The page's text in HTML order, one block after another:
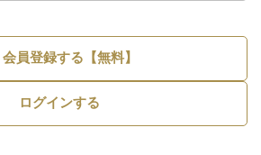
会員登録する【無料】
ログインする